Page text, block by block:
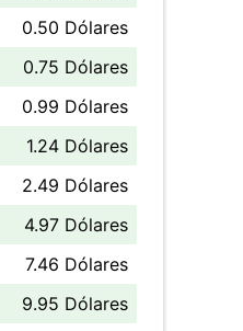
0.50 Dólares
0.75 Dólares
0.99 Dólares
1.24 Dólares
2.49 Dólares
4.97 Dólares
7.46 Dólares
9.95 Dólares